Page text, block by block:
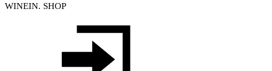
WINEIN. SHOP